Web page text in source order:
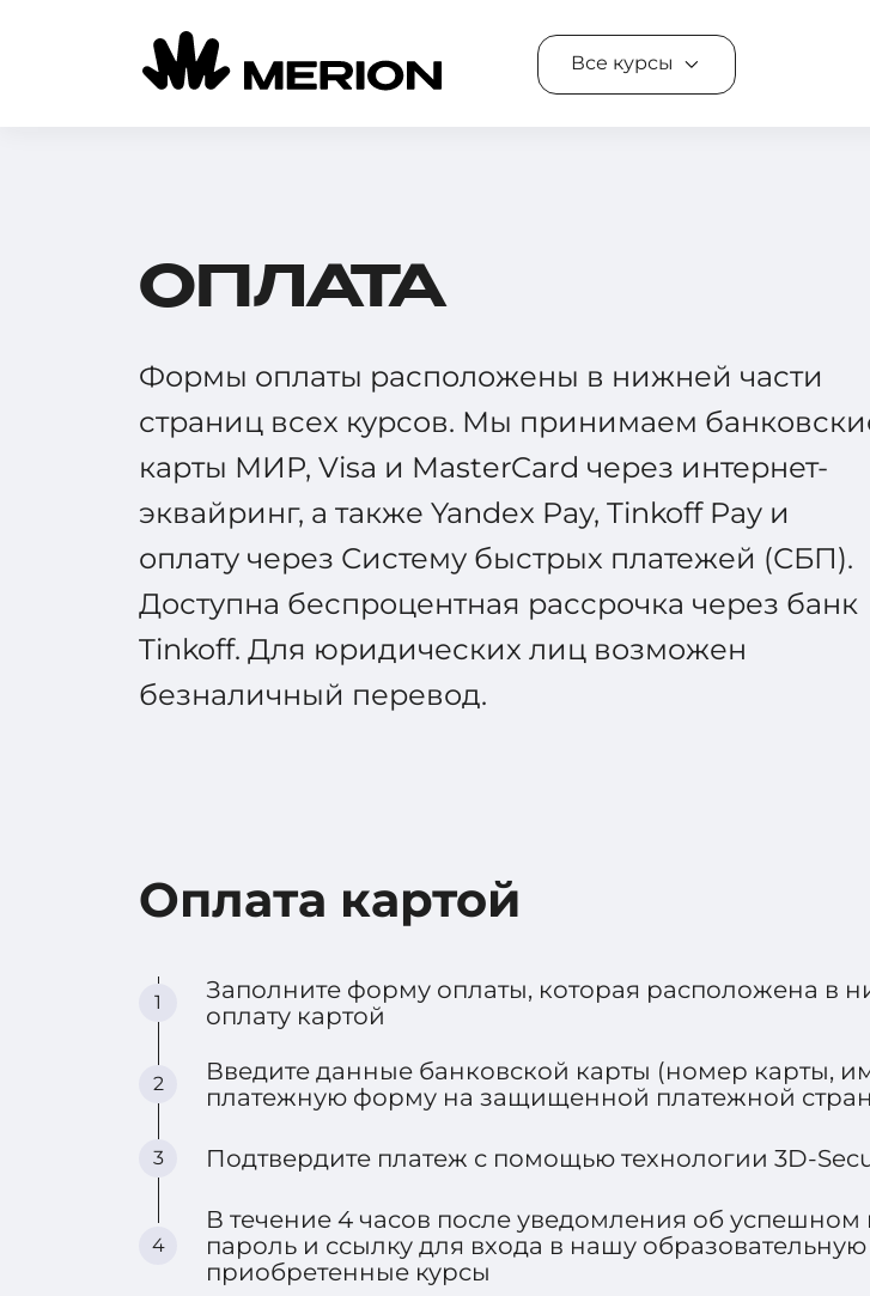
Все курсы
ОПЛАТА
Формы оплаты расположены в нижней части
страниц всех курсов. Мы принимаем
карты МИР, Visa и MasterCard через интернет-
эквайринг, а также Yandex Pay, Tinkoff Pay и
оплату через Систему быстрых платежей (СБП).
Доступна беспроцентная рассрочка через банк
Tinkoff. Для юридических лиц возможен
безналичный перевод.
Оплата картой
1
Заполните форму оплаты, которая расположена в
оплату картой
2
Введите данные банковской карты (номер карты,
платежную форму на защищенной платежной
3 Подтвердите платеж с помощью технологии 3D-
4
В течение 4 часов после уведомления об
пароль и ссылку для входа в нашу образовательную
приобретенные курсы